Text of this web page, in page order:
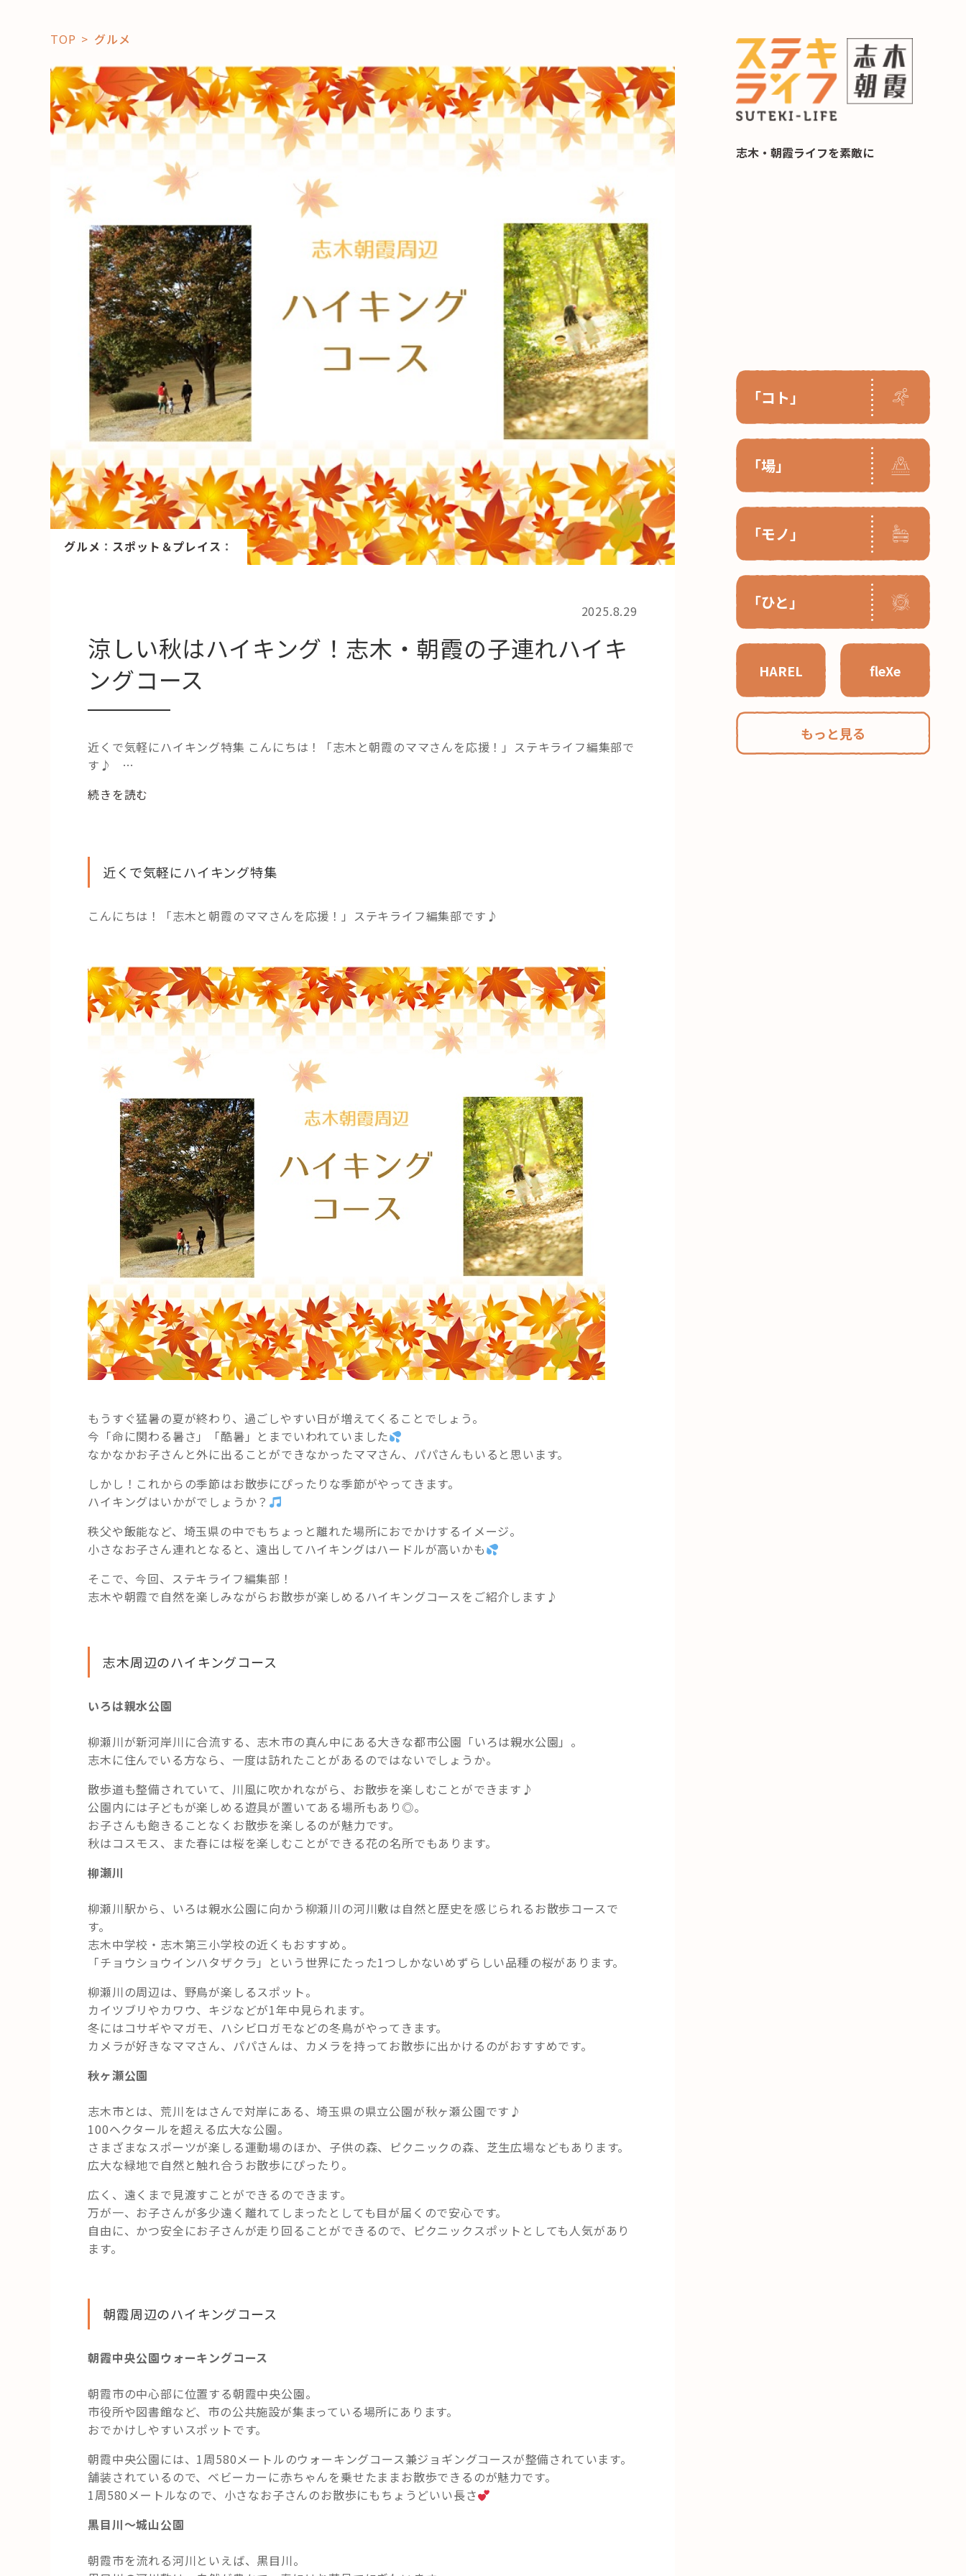
志木・朝霞ライフを素敵に
「コト」
「場」
「モノ」
「ひと」
HAREL fleXe
もっと見る
「コト」
子育て
スポット
学び・教育
「場」
HAREL
HAREL
「モノ」
fleXe
「ひと」
協賛・協力店
コーディネーター紹介
これからの暮らし 住み替え相談
記事検索
TOP グルメ
グルメ ： スポット＆プレイス ：
2025.8.29
涼しい秋はハイキング！志木・朝霞の子連れハイキ
ングコース
近くで気軽にハイキング特集 こんにちは！「志木と朝霞のママさんを応援！」ステキライフ編集部で
す♪ …
“涼
ハ
キ
志
木・
朝
霞
続きを読む
近くで気軽にハイキング特集
こんにちは！「志木と朝霞のママさんを応援！」ステキライフ編集部です♪
もうすぐ猛暑の夏が終わり、過ごしやすい日が増えてくることでしょう。
今「命に関わる暑さ」「酷暑」とまでいわれていました
なかなかお子さんと外に出ることができなかったママさん、パパさんもいると思います。
しかし！これからの季節はお散歩にぴったりな季節がやってきます。
ハイキングはいかがでしょうか？
秩父や飯能など、埼玉県の中でもちょっと離れた場所におでかけするイメージ。
小さなお子さん連れとなると、遠出してハイキングはハードルが高いかも
そこで、今回、ステキライフ編集部！
志木や朝霞で自然を楽しみながらお散歩が楽しめるハイキングコースをご紹介します♪
志木周辺のハイキングコース
いろは親水公園
柳瀬川が新河岸川に合流する、志木市の真ん中にある大きな都市公園「いろは親水公園」。
志木に住んでいる方なら、一度は訪れたことがあるのではないでしょうか。
散歩道も整備されていて、川風に吹かれながら、お散歩を楽しむことができます♪
公園内には子どもが楽しめる遊具が置いてある場所もあり◎。
お子さんも飽きることなくお散歩を楽しるのが魅力です。
秋はコスモス、また春には桜を楽しむことができる花の名所でもあります。
柳瀬川
柳瀬川駅から、いろは親水公園に向かう柳瀬川の河川敷は自然と歴史を感じられるお散歩コースで
す。
志木中学校・志木第三小学校の近くもおすすめ。
「チョウショウインハタザクラ」という世界にたった1つしかないめずらしい品種の桜があります。
柳瀬川の周辺は、野鳥が楽しるスポット。
カイツブリやカワウ、キジなどが1年中見られます。
冬にはコサギやマガモ、ハシビロガモなどの冬鳥がやってきます。
カメラが好きなママさん、パパさんは、カメラを持ってお散歩に出かけるのがおすすめです。
秋ヶ瀬公園
志木市とは、荒川をはさんで対岸にある、埼玉県の県立公園が秋ヶ瀬公園です♪
100ヘクタールを超える広大な公園。
さまざまなスポーツが楽しる運動場のほか、子供の森、ピクニックの森、芝生広場などもあります。
広大な緑地で自然と触れ合うお散歩にぴったり。
広く、遠くまで見渡すことができるのできます。
万が一、お子さんが多少遠く離れてしまったとしても目が届くので安心です。
自由に、かつ安全にお子さんが走り回ることができるので、ピクニックスポットとしても人気があり
ます。
朝霞周辺のハイキングコース
朝霞中央公園ウォーキングコース
朝霞市の中心部に位置する朝霞中央公園。
市役所や図書館など、市の公共施設が集まっている場所にあります。
おでかけしやすいスポットです。
朝霞中央公園には、1周580メートルのウォーキングコース兼ジョギングコースが整備されています。
舗装されているので、ベビーカーに赤ちゃんを乗せたままお散歩できるのが魅力です。
1周580メートルなので、小さなお子さんのお散歩にもちょうどいい長さ
黒目川～城山公園
朝霞市を流れる河川といえば、黒目川。